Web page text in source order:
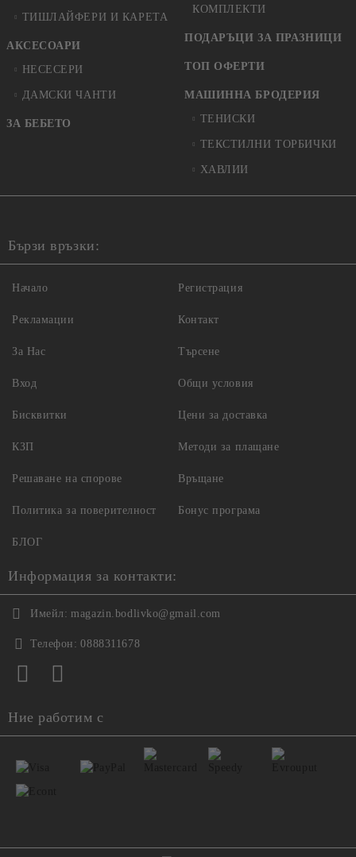
ТИШЛАЙФЕРИ И КАРЕТА
АКСЕСОАРИ
НЕСЕСЕРИ
ДАМСКИ ЧАНТИ
ЗА БЕБЕТО
КОМПЛЕКТИ
ПОДАРЪЦИ ЗА ПРАЗНИЦИ
ТОП ОФЕРТИ
МАШИННА БРОДЕРИЯ
ТЕНИСКИ
ТЕКСТИЛНИ ТОРБИЧКИ
ХАВЛИИ
Бързи връзки:
Начало
Рекламации
За Нас
Вход
Регистрация
Контакт
Търсене
Общи условия
Бисквитки
КЗП
Решаване на спорове
Политика за поверителност
Цени за доставка
Методи за плащане
Връщане
Бонус програма
БЛОГ
Информация за контакти:
Имейл: magazin.bodlivko@gmail.com
Телефон: 0888311678
Ние работим с